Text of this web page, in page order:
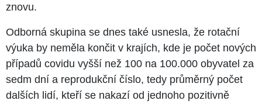
znovu.
Odborná skupina se dnes také usnesla, že rotační
výuka by neměla končit v krajích, kde je počet nových
případů covidu vyšší než 100 na 100.000 obyvatel za
sedm dní a reprodukční číslo, tedy průměrný počet
dalších lidí, kteří se nakazí od jednoho pozitivně